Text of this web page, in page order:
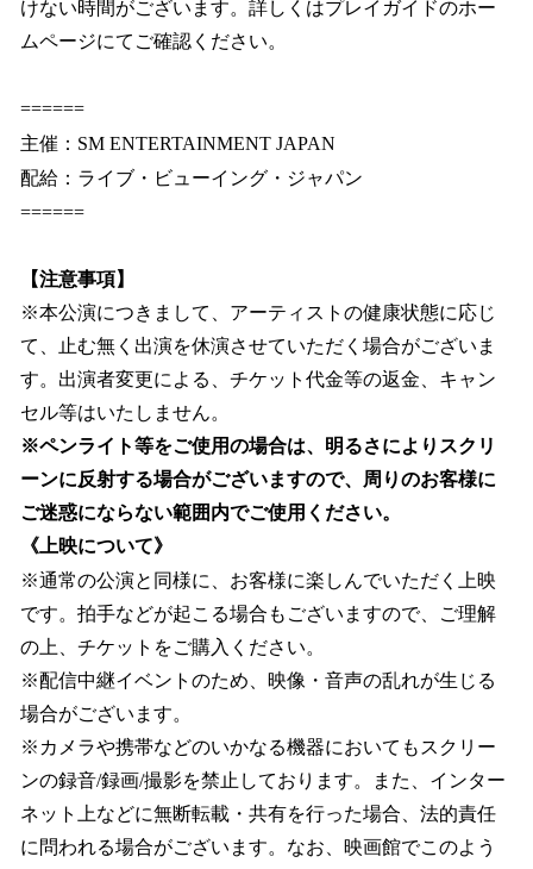
けない時間がございます。詳しくはプレイガイドのホー
ムページにてご確認ください。
======
主催：SM ENTERTAINMENT JAPAN
配給：ライブ・ビューイング・ジャパン
======
【注意事項】
※本公演につきまして、アーティストの健康状態に応じ
て、止む無く出演を休演させていただく場合がございま
す。出演者変更による、チケット代金等の返金、キャン
セル等はいたしません。
※ペンライト等をご使用の場合は、明るさによりスクリ
ーンに反射する場合がございますので、周りのお客様に
ご迷惑にならない範囲内でご使用ください。
《上映について》
※通常の公演と同様に、お客様に楽しんでいただく上映
です。拍手などが起こる場合もございますので、ご理解
の上、チケットをご購入ください。
※配信中継イベントのため、映像・音声の乱れが生じる
場合がございます。
※カメラや携帯などのいかなる機器においてもスクリー
ンの録音/録画/撮影を禁止しております。また、インター
ネット上などに無断転載・共有を行った場合、法的責任
に問われる場合がございます。なお、映画館でこのよう